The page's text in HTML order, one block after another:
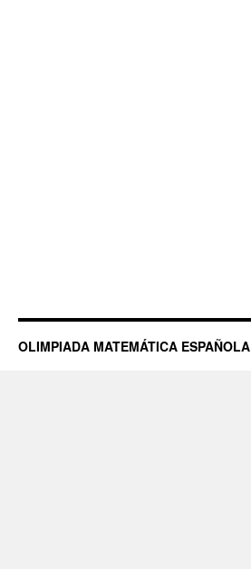
OLIMPIADA MATEMÁTICA ESPAÑOLA